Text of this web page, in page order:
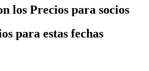
los Precios para socios
para estas fechas